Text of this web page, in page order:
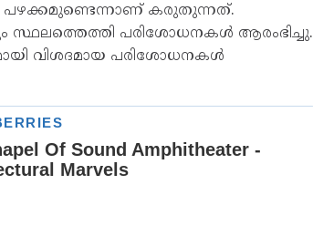
പഴക്കമുണ്ടെന്നാണ് കരുതുന്നത്.
സ്ഥലത്തെത്തി പരിശോധനകൾ ആരംഭിച്ചു.
വിശദമായ പരിശോധനകൾ